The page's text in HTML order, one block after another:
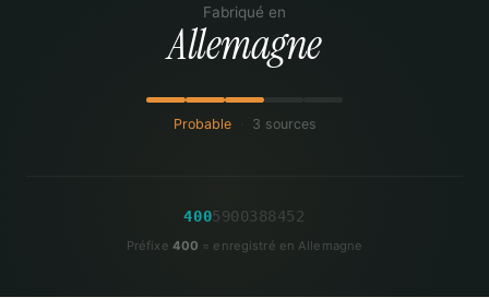
Fabriqué en
Allemagne
Probable 3 sources
4005900 38845 2
Préfixe 400 = enregistré en Allemagne